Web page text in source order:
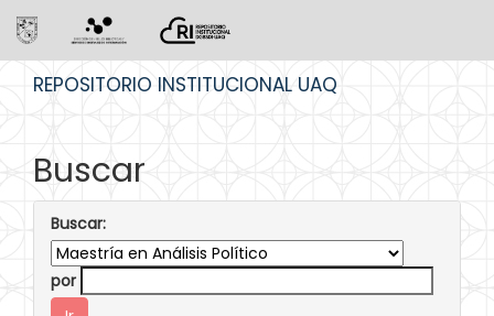
REPOSITORIO INSTITUCIONAL UAQ
Buscar
Buscar:
por